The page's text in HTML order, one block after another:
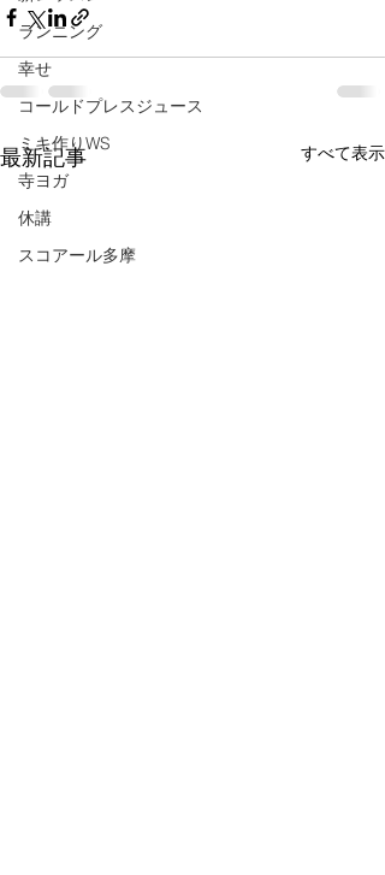
ランニング
幸せ
コールドプレスジュース
ミキ作りWS
寺ヨガ
休講
スコアール多摩
最新記事 すべて表示